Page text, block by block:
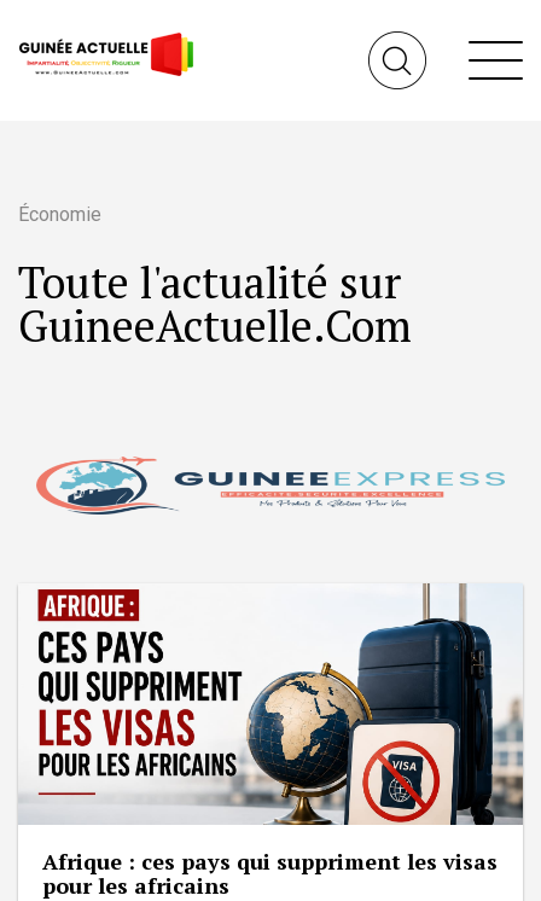
Économie
Toute l'actualité sur
GuineeActuelle.Com
Afrique : ces pays qui suppriment les visas
pour les africains